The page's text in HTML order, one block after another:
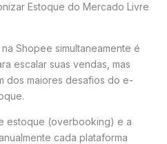
Estoque do Mercado Livre
Shopee simultaneamente é
escalar suas vendas, mas
dos maiores desafios do e-
estoque (overbooking) e a
cada plataforma